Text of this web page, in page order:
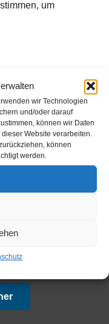
wir Technologien
und/oder darauf
können wir Daten
Website verarbeiten.
können
werden.
um